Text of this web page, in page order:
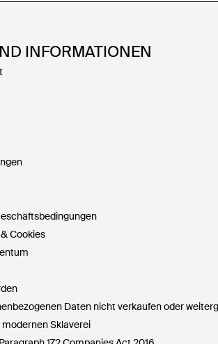
INFORMATIONEN
Cookies
Daten nicht verkaufen oder
Sklaverei